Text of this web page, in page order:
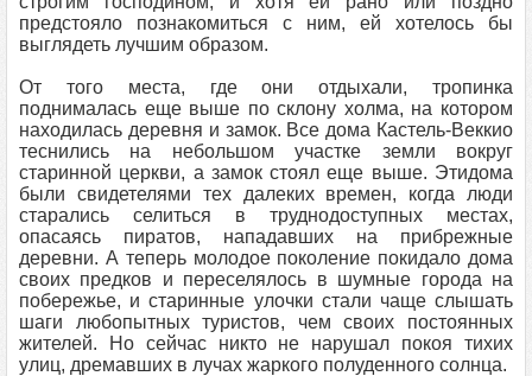
предстояло познакомиться с ним, ей хотелось бы
выглядеть лучшим образом.
От того места, где они отдыхали, тропинка
поднималась еще выше по склону холма, на котором
находилась деревня и замок. Все дома Кастель-Веккио
теснились на небольшом участке земли вокруг
старинной церкви, а замок стоял еще выше. Этидома
были свидетелями тех далеких времен, когда люди
старались селиться в труднодоступных местах,
опасаясь пиратов, нападавших на прибрежные
деревни. А теперь молодое поколение покидало дома
своих предков и переселялось в шумные города на
побережье, и старинные улочки стали чаще слышать
шаги любопытных туристов, чем своих постоянных
жителей. Но сейчас никто не нарушал покоя тихих
улиц, дремавших в лучах жаркого полуденного солнца.